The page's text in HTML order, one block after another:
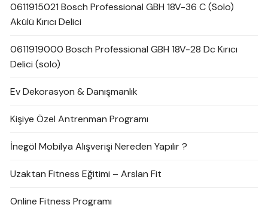
0611915021 Bosch Professional GBH 18V-36 C (Solo)
Akülü Kırıcı Delici
0611919000 Bosch Professional GBH 18V-28 Dc Kırıcı
Delici (solo)
Ev Dekorasyon & Danışmanlık
Kişiye Özel Antrenman Programı
İnegöl Mobilya Alışverişi Nereden Yapılır ?
Uzaktan Fitness Eğitimi – Arslan Fit
Online Fitness Programı